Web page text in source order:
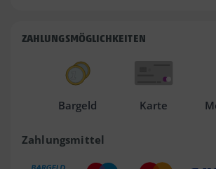
ZAHLUNGSMÖGLICHKEITEN
Bargeld Karte
Zahlungsmittel